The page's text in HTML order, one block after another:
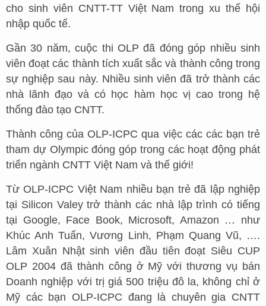
cho sinh viên CNTT-TT Việt Nam trong xu thế hội
nhập quốc tế.
Gần 30 năm, cuộc thi OLP đã đóng góp nhiều sinh
viên đoạt các thành tích xuất sắc và thành công trong
sự nghiệp sau này. Nhiều sinh viên đã trở thành các
nhà lãnh đạo và có học hàm học vị cao trong hệ
thống đào tạo CNTT.
Thành công của OLP-ICPC qua việc các các bạn trẻ
tham dự Olympic đóng góp trong các hoạt động phát
triển ngành CNTT Việt Nam và thế giới!
Từ OLP-ICPC Việt Nam nhiều bạn trẻ đã lập nghiệp
tại Silicon Valey trở thành các nhà lập trình có tiếng
tại Google, Face Book, Microsoft, Amazon … như
Khúc Anh Tuấn, Vương Linh, Phạm Quang Vũ, ….
Lâm Xuân Nhật sinh viên đầu tiên đoạt Siêu CUP
OLP 2004 đã thành công ở Mỹ với thương vụ bán
Doanh nghiệp với trị giá 500 triệu đô la, không chỉ ở
Mỹ các bạn OLP-ICPC đang là chuyên gia CNTT